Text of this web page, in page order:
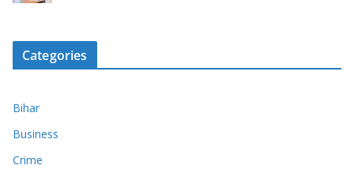
Categories
Bihar
Business
Crime